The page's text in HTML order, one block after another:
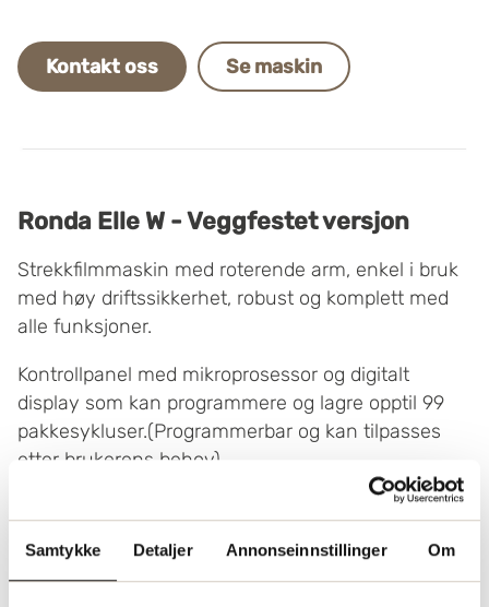
Samtykke Detaljer Annonseinnstillinger Om
Kontakt oss Se maskin
Ronda Elle W - Veggfestet versjon
Strekkfilmmaskin med roterende arm, enkel i bruk
med høy driftssikkerhet, robust og komplett med
alle funksjoner.
Kontrollpanel med mikroprosessor og digitalt
display som kan programmere og lagre opptil 99
pakkesykluser.(Programmerbar og kan tilpasses
etter brukerens behov).
Kontakt oss Se maskin